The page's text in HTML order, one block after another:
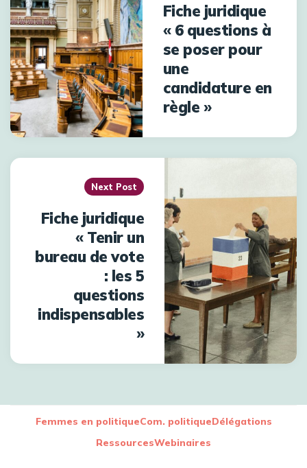
Fiche juridique
« 6 questions à
se poser pour
une
candidature en
règle »
Next Post
Fiche juridique
« Tenir un
bureau de vote
: les 5
questions
indispensables
»
Femmes en politiqueCom. politiqueDélégations
RessourcesWebinaires